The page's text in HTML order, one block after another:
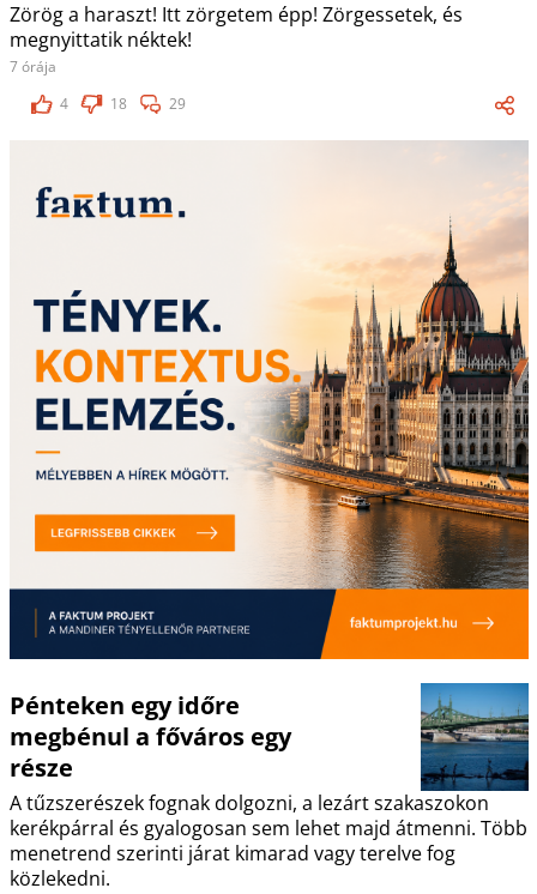
Zörög a haraszt! Itt zörgetem épp! Zörgessetek, és
megnyittatik néktek!
7 órája
4
18 29
Pénteken egy időre
megbénul a főváros egy
része
A tűzszerészek fognak dolgozni, a lezárt szakaszokon
kerékpárral és gyalogosan sem lehet majd átmenni. Több
menetrend szerinti járat kimarad vagy terelve fog
közlekedni.